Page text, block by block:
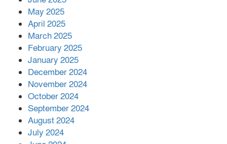
সহায়তা দিলেন সাচিং প্রু জেরী
May 2025
April 2025
March 2025
February 2025
January 2025
December 2024
November 2024
October 2024
September 2024
August 2024
July 2024